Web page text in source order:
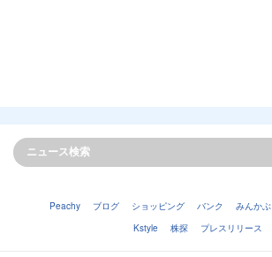
Peachy ブログ ショッピング バンク みんかぶ
Kstyle
株探 プレスリリース